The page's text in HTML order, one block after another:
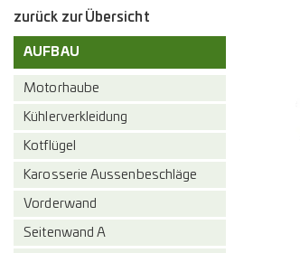
zurück zur Übersicht
AUFBAU
Motorhaube
Kühlerverkleidung
Kotflügel
Karosserie Aussenbeschläge
Vorderwand
Seitenwand A